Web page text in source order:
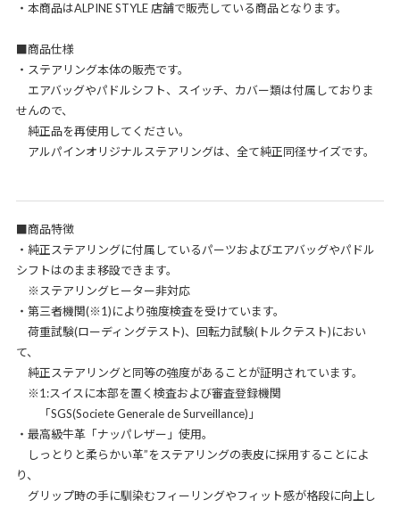
・本商品はALPINE STYLE 店舗で販売している商品となります。
■商品仕様
・ステアリング本体の販売です。
エアバッグやパドルシフト、スイッチ、カバー類は付属しておりま
せんので、
純正品を再使用してください。
アルパインオリジナルステアリングは、全て純正同径サイズです。
■商品特徴
・純正ステアリングに付属しているパーツおよびエアバッグやパドル
シフトはのまま移設できます。
※ステアリングヒーター非対応
・第三者機関(※1)により強度検査を受けています。
荷重試験(ローディングテスト)、回転力試験(トルクテスト)におい
て、
純正ステアリングと同等の強度があることが証明されています。
※1:スイスに本部を置く検査および審査登録機関
「SGS(Societe Generale de Surveillance)」
・最高級牛革「ナッパレザー」使用。
しっとりと柔らかい革”をステアリングの表皮に採用することによ
り、
グリップ時の手に馴染むフィーリングやフィット感が格段に向上し